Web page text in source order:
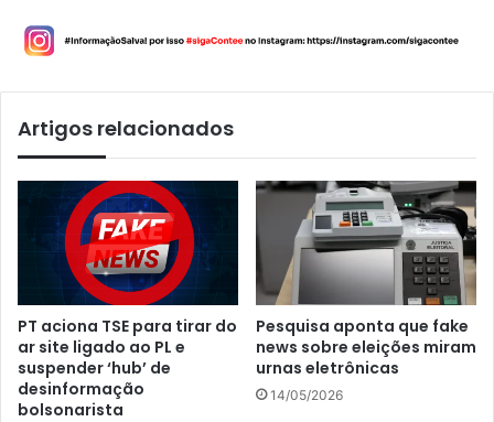
Artigos relacionados
PT aciona TSE para tirar do
ar site ligado ao PL e
suspender ‘hub’ de
desinformação
bolsonarista
Pesquisa aponta que fake
news sobre eleições miram
urnas eletrônicas
14/05/2026